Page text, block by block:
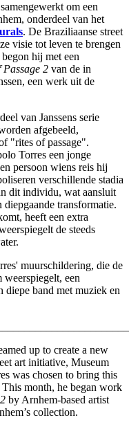
om een
onderdeel van het
. De Braziliaanse street
visie tot leven te brengen
hij met een
Passage 2 van de in
een werk uit de
van Janssens serie
afgebeeld,
"rites of passage".
Torres een jonge
persoon wiens reis hij
verschillende stadia
dit individu, wat aansluit
transformatie.
heeft een extra
de steeds
muurschildering, die de
een
diepe band met muziek en
up to create a new
art initiative, Museum
was chosen to bring this
month, he began work
by Arnhem-based artist
collection.